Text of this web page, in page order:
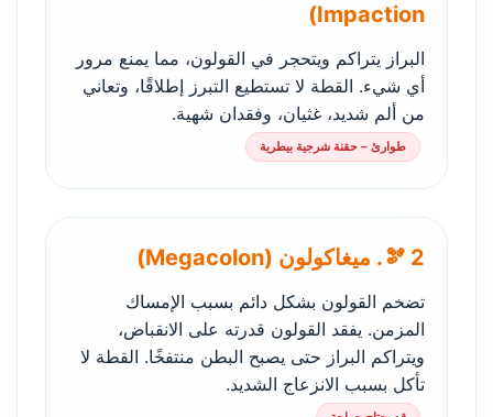
Impaction)
البراز يتراكم ويتحجر في القولون، مما يمنع مرور
أي شيء. القطة لا تستطيع التبرز إطلاقًا، وتعاني
من ألم شديد، غثيان، وفقدان شهية.
طوارئ – حقنة شرجية بيطرية
🫘 2. ميغاكولون (Megacolon)
تضخم القولون بشكل دائم بسبب الإمساك
المزمن. يفقد القولون قدرته على الانقباض،
ويتراكم البراز حتى يصبح البطن منتفخًا. القطة لا
تأكل بسبب الانزعاج الشديد.